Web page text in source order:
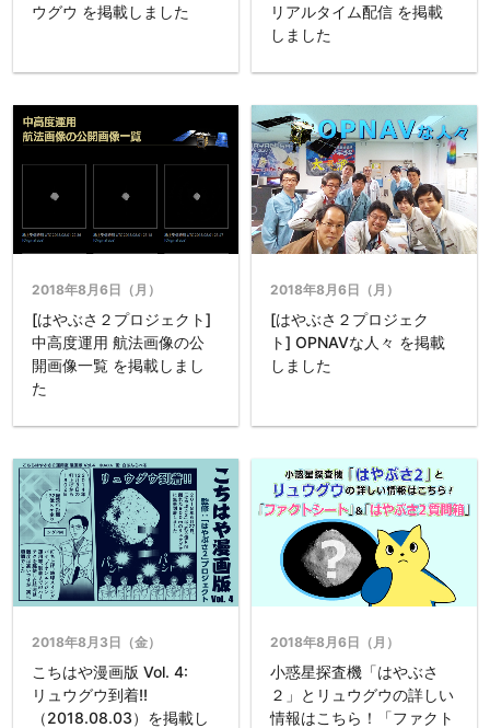
ウグウ を掲載しました
リアルタイム配信 を掲載
しました
2018年8月6日（月）
[はやぶさ２プロジェクト]
中高度運用 航法画像の公
開画像一覧 を掲載しまし
た
2018年8月6日（月）
[はやぶさ２プロジェク
ト] OPNAVな人々 を掲載
しました
2018年8月3日（金）
こちはや漫画版 Vol. 4:
リュウグウ到着!!
（2018.08.03）を掲載し
2018年8月6日（月）
小惑星探査機「はやぶさ
２」とリュウグウの詳しい
情報はこちら！「ファクト